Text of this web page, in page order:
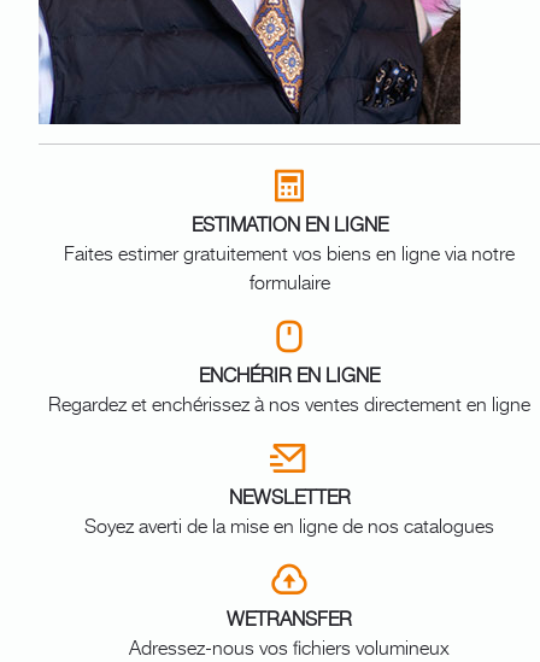
ESTIMATION EN LIGNE
Faites estimer gratuitement vos biens en ligne via notre
formulaire
ENCHÉRIR EN LIGNE
Regardez et enchérissez à nos ventes directement en ligne
NEWSLETTER
Soyez averti de la mise en ligne de nos catalogues
WETRANSFER
Adressez-nous vos fichiers volumineux